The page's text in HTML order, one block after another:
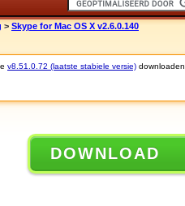
> Skype for Mac OS X v2.6.0.140
v8.51.0.72 (laatste stabiele versie) downloaden.
DOWNLOAD